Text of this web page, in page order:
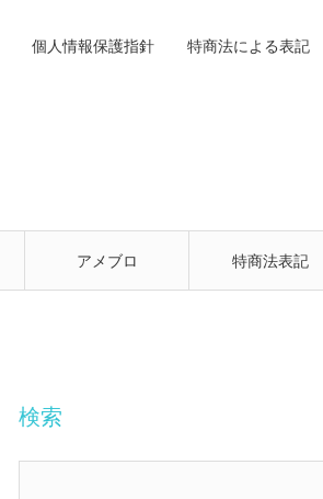
アメブロ 特商法表記
個人情報保護指針 特商法による表記
検索